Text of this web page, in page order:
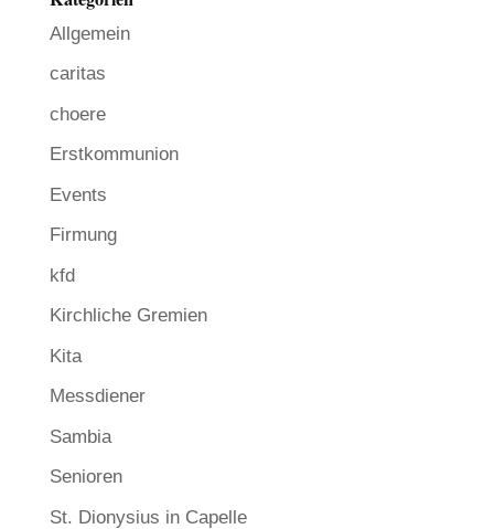
Allgemein
caritas
choere
Erstkommunion
Events
Firmung
kfd
Kirchliche Gremien
Kita
Messdiener
Sambia
Senioren
St. Dionysius in Capelle